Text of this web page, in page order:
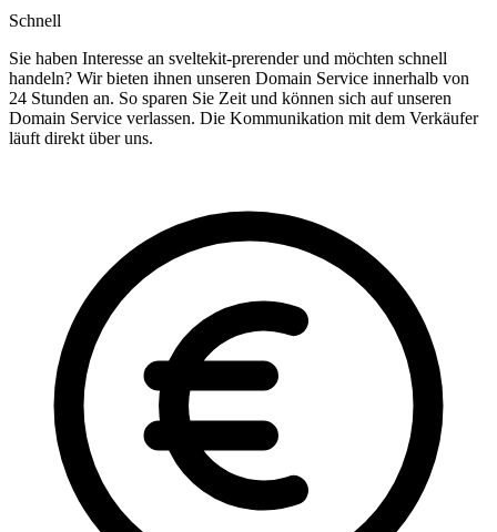
Schnell
Sie haben Interesse an sveltekit-prerender und möchten schnell
handeln? Wir bieten ihnen unseren Domain Service innerhalb von
24 Stunden an. So sparen Sie Zeit und können sich auf unseren
Domain Service verlassen. Die Kommunikation mit dem Verkäufer
läuft direkt über uns.